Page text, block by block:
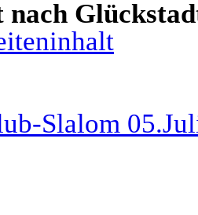
Slalom